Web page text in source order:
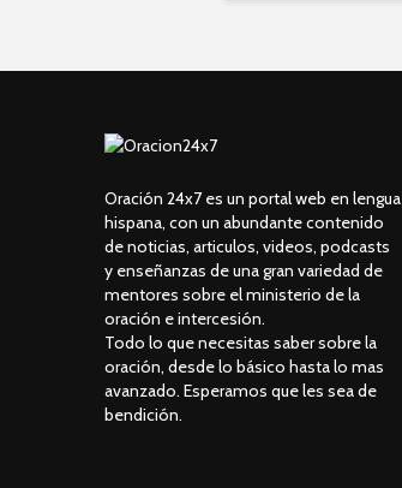
Oración 24x7 es un portal web en lengua
hispana, con un abundante contenido
de noticias, articulos, videos, podcasts
y enseñanzas de una gran variedad de
mentores sobre el ministerio de la
oración e intercesión.
Todo lo que necesitas saber sobre la
oración, desde lo básico hasta lo mas
avanzado. Esperamos que les sea de
bendición.